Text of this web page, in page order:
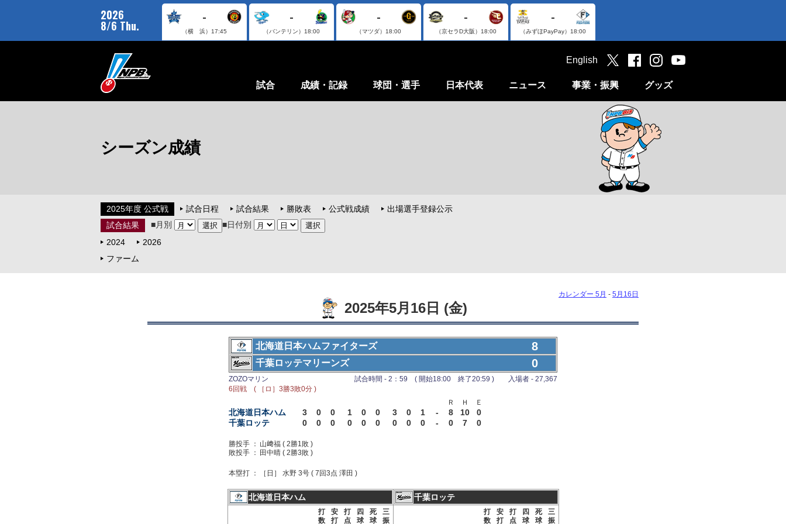
2026
8/6 Thu.
-
（横 浜） 17:45
-
（バンテリン） 18:00
-
（マツダ） 18:00
-
（京セラD大阪） 18:00
-
（みずほPayPay） 18:00
試合 成績・記録 球団・選手 日本代表 ニュース 事業・振興 グッズ
English
シーズン成績
2025年度 公式戦 試合日程 試合結果 勝敗表 公式戦成績
出場選手登録公示
試合結果
■月別
■日付別
2024
2026
ファーム
カレンダー 5月 - 5月16日
2025年5月16日 (金)
北海道日本ハムファイターズ 8
千葉ロッテマリーンズ 0
ZOZOマリン
試合時間 - 2：59 ( 開始18:00 終了20:59 ) 入場者 - 27,367
6回戦 ( ［ロ］3勝3敗0分 )
Ｒ
Ｈ Ｅ
北海道日本ハム 3 0 0 1 0 0 3 0 1 - 8 10
0
千葉ロッテ
0 0 0 0 0 0 0 0 0 - 0 7 0
勝投手 ： 山﨑福 ( 2勝1敗 )
敗投手 ：
田中晴 ( 2勝3敗 )
本塁打 ： ［日］ 水野 3号 ( 7回3点 澤田 )
北海道日本ハム 千葉ロッテ
打
数
安
打
打
点
四
球
死
球
三
振
打
数
安
打
打
点
四
球
死
球
三
振